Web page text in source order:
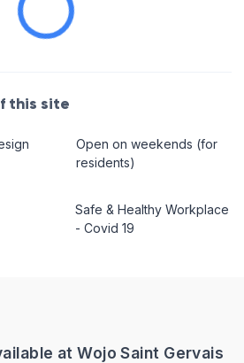
this site
Open on weekends (for
residents)
Safe & Healthy Workplace
- Covid 19
at Wojo Saint Gervais